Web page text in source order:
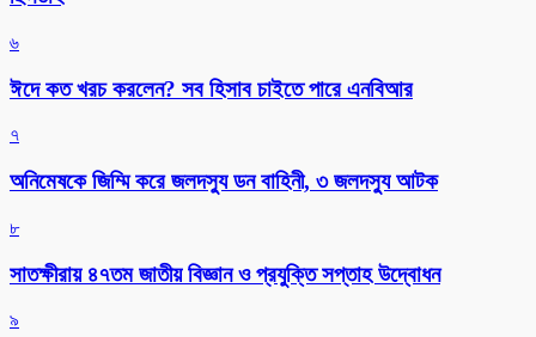
৬
ঈদে কত খরচ করলেন? সব হিসাব চাইতে পারে এনবিআর
৭
অনিমেষকে জিম্মি করে জলদস্যু ডন বাহিনী, ৩ জলদস্যু আটক
৮
সাতক্ষীরায় ৪৭তম জাতীয় বিজ্ঞান ও প্রযুক্তি সপ্তাহ উদ্বোধন
৯